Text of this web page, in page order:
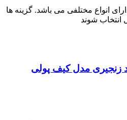
انواع مختلفی می باشد. گزینه ها
شوند